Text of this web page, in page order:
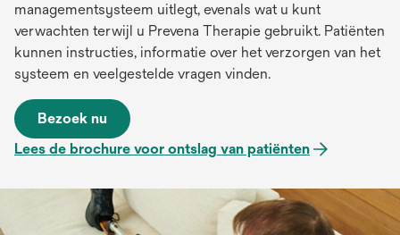
managementsysteem uitlegt, evenals wat u kunt
verwachten terwijl u Prevena Therapie gebruikt. Patiënten
kunnen instructies, informatie over het verzorgen van het
systeem en veelgestelde vragen vinden.
Bezoek nu
Lees de brochure voor ontslag van patiënten